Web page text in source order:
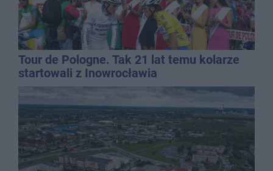
Tour de Pologne. Tak 21 lat temu kolarze
startowali z Inowrocławia